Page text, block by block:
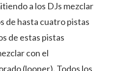
a los DJs mezclar
de hasta cuatro pistas
de estas pistas
con el
(looper). Todos los